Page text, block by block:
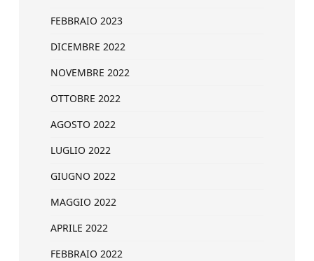
FEBBRAIO 2023
DICEMBRE 2022
NOVEMBRE 2022
OTTOBRE 2022
AGOSTO 2022
LUGLIO 2022
GIUGNO 2022
MAGGIO 2022
APRILE 2022
FEBBRAIO 2022